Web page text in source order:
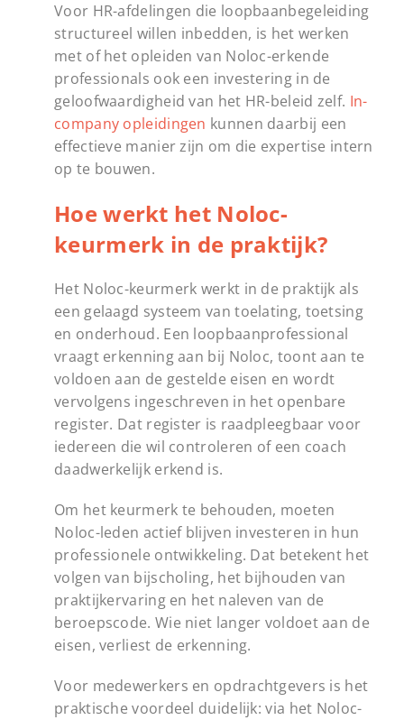
Voor HR-afdelingen die loopbaanbegeleiding
structureel willen inbedden, is het werken
met of het opleiden van Noloc-erkende
professionals ook een investering in de
geloofwaardigheid van het HR-beleid zelf. In-
company opleidingen kunnen daarbij een
effectieve manier zijn om die expertise intern
op te bouwen.
Hoe werkt het Noloc-
keurmerk in de praktijk?
Het Noloc-keurmerk werkt in de praktijk als
een gelaagd systeem van toelating, toetsing
en onderhoud. Een loopbaanprofessional
vraagt erkenning aan bij Noloc, toont aan te
voldoen aan de gestelde eisen en wordt
vervolgens ingeschreven in het openbare
register. Dat register is raadpleegbaar voor
iedereen die wil controleren of een coach
daadwerkelijk erkend is.
Om het keurmerk te behouden, moeten
Noloc-leden actief blijven investeren in hun
professionele ontwikkeling. Dat betekent het
volgen van bijscholing, het bijhouden van
praktijkervaring en het naleven van de
beroepscode. Wie niet langer voldoet aan de
eisen, verliest de erkenning.
Voor medewerkers en opdrachtgevers is het
praktische voordeel duidelijk: via het Noloc-